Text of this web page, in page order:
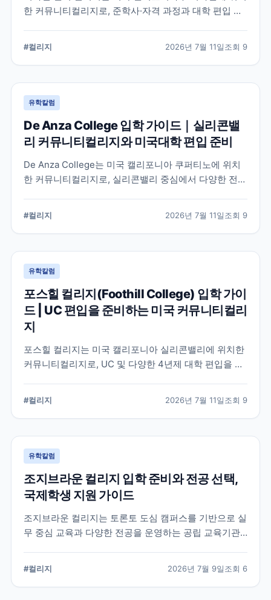
한 커뮤니티컬리지로, 준학사·자격 과정과 대학 편입 준
#컬리지 2026년 7월 11일조회 9
유학칼럼
De Anza College 입학 가이드｜실리콘밸
리 커뮤니티컬리지와 미국대학 편입 준비
De Anza College는 미국 캘리포니아 쿠퍼티노에 위치
한 커뮤니티컬리지로, 실리콘밸리 중심에서 다양한 전공
으로 정리했습니다.
#컬리지 2026년 7월 11일조회 9
유학칼럼
포스힐 컬리지(Foothill College) 입학 가이
드 | UC 편입을 준비하는 미국 커뮤니티컬리
지
포스힐 컬리지는 미국 캘리포니아 실리콘밸리에 위치한
커뮤니티컬리지로, UC 및 다양한 4년제 대학 편입을 목
으로 입학 준비에 필요한 내용을 정리했습니다.
#컬리지 2026년 7월 11일조회 9
유학칼럼
조지브라운 컬리지 입학 준비와 전공 선택,
국제학생 지원 가이드
조지브라운 컬리지는 토론토 도심 캠퍼스를 기반으로 실
무 중심 교육과 다양한 전공을 운영하는 공립 교육기관
#컬리지 2026년 7월 9일조회 6